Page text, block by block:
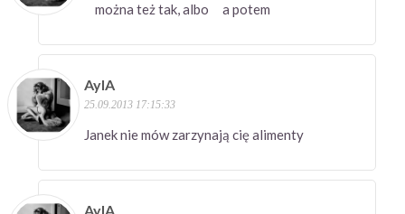
można też tak, albo a potem
AylA
25.09.2013 17:15:33
Janek nie mów zarzynają cię alimenty
AylA